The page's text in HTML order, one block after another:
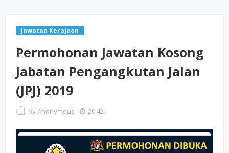
Jawatan Kerajaan
Permohonan Jawatan Kosong
Jabatan Pengangkutan Jalan
(JPJ) 2019
byAnonymous 20:42